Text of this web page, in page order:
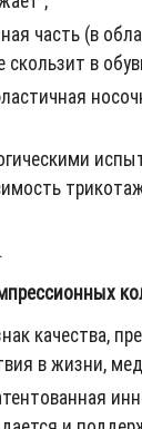
часть (в
скользит в
качества,
в жизни,